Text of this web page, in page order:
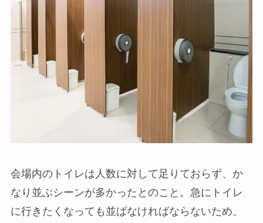
会場内のトイレは人数に対して足りておらず、か
なり並ぶシーンが多かったとのこと。急にトイレ
に行きたくなっても並ばなければならないため、